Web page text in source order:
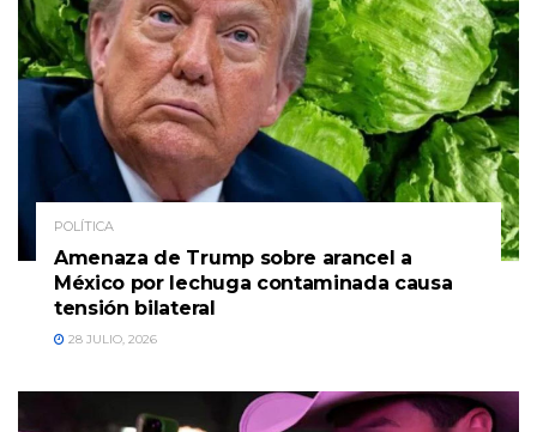
POLÍTICA
Amenaza de Trump sobre arancel a
México por lechuga contaminada causa
tensión bilateral
28 JULIO, 2026